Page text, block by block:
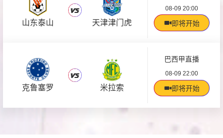
山东泰山 天津津门虎
08-09 20:00
即将开始
克鲁塞罗 米拉索
巴西甲直播
08-09 22:00
即将开始